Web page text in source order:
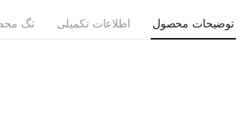
توضیحات محصول اطلاعات تکمیلی تگ